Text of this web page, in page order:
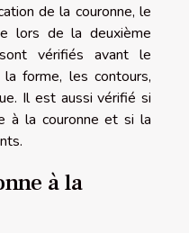
de la couronne, le
lors de la deuxième
vérifiés avant le
forme, les contours,
Il est aussi vérifié si
à la couronne et si la
à la